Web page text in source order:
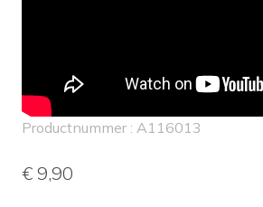
Productnummer : A116013
€ 9,90